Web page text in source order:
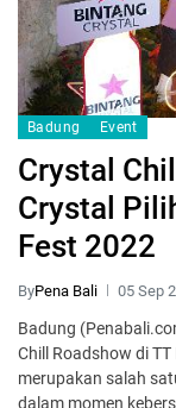
Badung Event
Crystal
Crystal
Fest 2022
ByPena Bali 05 Sep
Badung
Chill Roadshow di
merupakan salah
dalam momen